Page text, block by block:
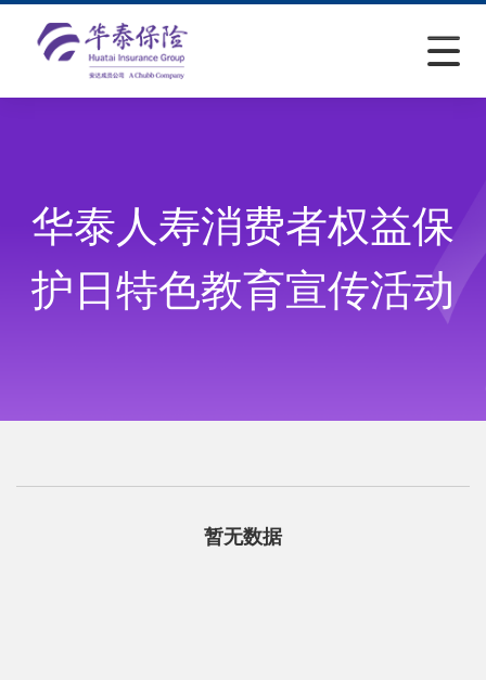
华泰人寿消费者权益保
护日特色教育宣传活动
暂无数据